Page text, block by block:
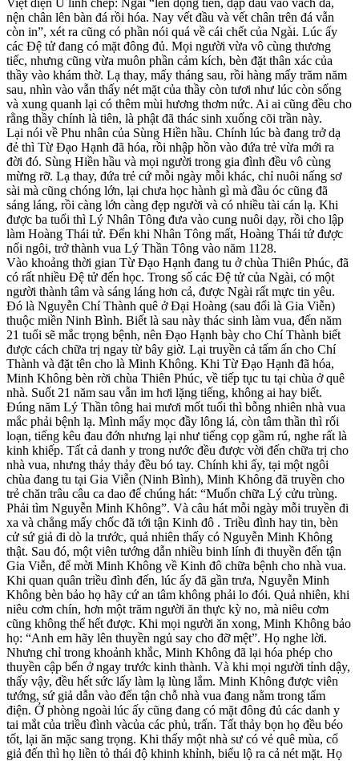
nện chân lên bàn đá rồi hóa. Nay vết đầu và vết chân trên đá vẫn
còn in”, xét ra cũng có phần nói quá về cái chết của Ngài. Lúc ấy
các Đệ tử đang có mặt đông đủ. Mọi người vừa vô cùng thương
tiếc, nhưng cũng vừa muôn phần cảm kích, bèn đặt thân xác của
thầy vào khám thờ. Lạ thay, mấy tháng sau, rồi hàng mấy trăm năm
sau, nhìn vào vẫn thấy nét mặt của thầy còn tươi như lúc còn sống
và xung quanh lại có thêm mùi hương thơm nức. Ai ai cũng đều cho
rằng thầy chính là tiên, là phật đã thác sinh xuống cõi trần này.
Lại nói về Phu nhân của Sùng Hiền hầu. Chính lúc bà đang trở dạ
đẻ thì Từ Đạo Hạnh đã hóa, rồi nhập hồn vào đứa trẻ vừa mới ra
đời đó. Sùng Hiền hầu và mọi người trong gia đình đều vô cùng
mừng rỡ. Lạ thay, đứa trẻ cứ mỗi ngày mỗi khác, chỉ nuôi nấng sơ
sài mà cũng chóng lớn, lại chưa học hành gì mà đầu óc cũng đã
sáng láng, rồi càng lớn càng đẹp người và có nhiều tài cán lạ. Khi
được ba tuổi thì Lý Nhân Tông đưa vào cung nuôi dạy, rồi cho lập
làm Hoàng Thái tử. Đến khi Nhân Tông mất, Hoàng Thái tử được
nối ngôi, trở thành vua Lý Thần Tông vào năm 1128.
Vào khoảng thời gian Từ Đạo Hạnh đang tu ở chùa Thiên Phúc, đã
có rất nhiều Đệ tử đến học. Trong số các Đệ tử của Ngài, có một
người thành tâm và sáng láng hơn cả, được Ngài rất mực tin yêu.
Đó là Nguyễn Chí Thành quê ở Đại Hoàng (sau đổi là Gia Viễn)
thuộc miền Ninh Bình. Biết là sau này thác sinh làm vua, đến năm
21 tuổi sẽ mắc trọng bệnh, nên Đạo Hạnh bày cho Chí Thành biết
được cách chữa trị ngay từ bây giờ. Lại truyền cả tấm ấn cho Chí
Thành và đặt tên cho là Minh Không. Khi Từ Đạo Hạnh đã hóa,
Minh Không bèn rời chùa Thiên Phúc, về tiếp tục tu tại chùa ở quê
nhà. Suốt 21 năm sau vẫn im hơi lặng tiếng, không ai hay biết.
Đúng năm Lý Thần tông hai mươi mốt tuổi thì bỗng nhiên nhà vua
mắc phải bệnh lạ. Mình mẩy mọc đầy lông lá, còn tâm thần thì rối
loạn, tiếng kêu đau đớn nhưng lại như tiếng cọp gầm rú, nghe rất là
kinh khiếp. Tất cả danh y trong nước đều được vời đến chữa trị cho
nhà vua, nhưng thảy thảy đều bó tay. Chính khi ấy, tại một ngôi
chùa đang tu tại Gia Viễn (Ninh Bình), Minh Không đã truyền cho
trẻ chăn trâu câu ca dao để chúng hát: “Muốn chữa Lý cửu trùng.
Phải tìm Nguyễn Minh Không”. Và câu hát mỗi ngày mỗi truyền đi
xa và chẳng mấy chốc đã tới tận Kinh đô . Triều đình hay tin, bèn
cử sứ giả đi dò la trước, quả nhiên thấy có Nguyễn Minh Không
thật. Sau đó, một viên tướng dẫn nhiều binh lính đi thuyền đến tận
Gia Viễn, để mời Minh Không về Kinh đô chữa bệnh cho nhà vua.
Khi quan quân triều đình đến, lúc ấy đã gần trưa, Nguyễn Minh
Không bèn bảo họ hãy cứ an tâm không phải lo đói. Quả nhiên, khi
niêu cơm chín, hơn một trăm người ăn thực kỳ no, mà niêu cơm
cũng không thể hết được. Khi mọi người ăn xong, Minh Không bảo
họ: “Anh em hãy lên thuyền ngủ say cho đỡ mệt”. Họ nghe lời.
Nhưng chỉ trong khoảnh khắc, Minh Không đã lại hóa phép cho
thuyền cập bến ở ngay trước kinh thành. Và khi mọi người tỉnh dậy,
thấy vậy, đều hết sức lấy làm lạ lùng lắm. Minh Không được viên
tướng, sứ giả dẫn vào đến tận chỗ nhà vua đang nằm trong tẩm
điện. Ở phòng ngoài lúc ấy cũng đang có mặt đông đủ các danh y
tai mắt của triều đình vàcủa các phủ, trấn. Tất thảy bọn họ đều béo
tốt, lại ăn mặc sang trọng. Khi thấy một nhà sư có vẻ quê mùa, cổ
giả đến thì họ liền tỏ thái độ khinh khỉnh, biểu lộ ra cả nét mặt. Họ